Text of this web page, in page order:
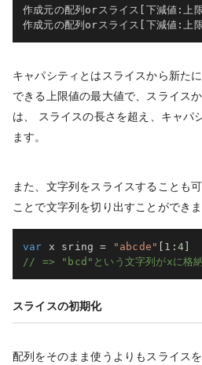
作成元の配列orスライス 下減値 :上
作成元の配列orスライス
下減値 :上
キャパシティとはスライスから新た
できる上限値の最大値で、スライス
は、 スライスの長さを超え、キャパ
ます。
また、文字列をスライスすることも
ことで文字列を切り出すことができま
var x sring = "abcde" [ 1 : 4]
// => "bcd"という文字列がxに格納
スライスの初期化
配列をそのまま使うよりもスライス